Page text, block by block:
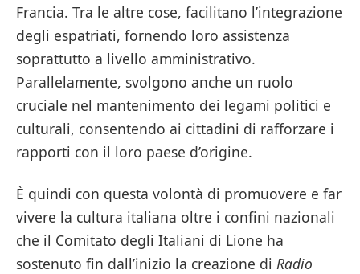
Francia. Tra le altre cose, facilitano l’integrazione
degli espatriati, fornendo loro assistenza
soprattutto a livello amministrativo.
Parallelamente, svolgono anche un ruolo
cruciale nel mantenimento dei legami politici e
culturali, consentendo ai cittadini di rafforzare i
rapporti con il loro paese d’origine.
È quindi con questa volontà di promuovere e far
vivere la cultura italiana oltre i confini nazionali
che il Comitato degli Italiani di Lione ha
sostenuto fin dall’inizio la creazione di Radio